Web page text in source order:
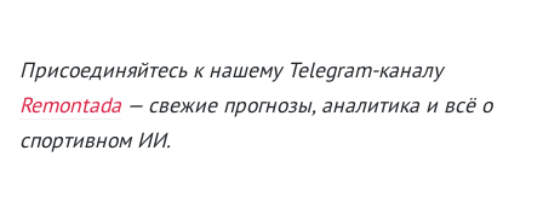
Присоединяйтесь к нашему Telegram-каналу
Remontada — свежие прогнозы, аналитика и всё о
спортивном ИИ.